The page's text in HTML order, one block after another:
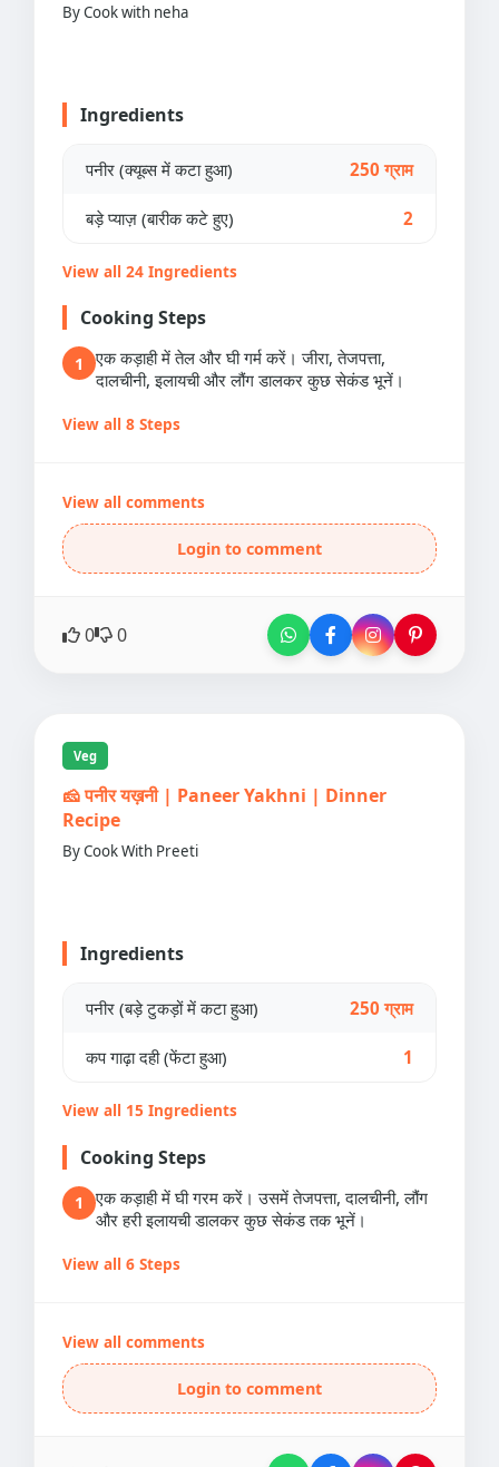
By Cook with neha
Ingredients
पनीर (क्यूब्स में कटा हुआ) 250 ग्राम
बड़े प्याज़ (बारीक कटे हुए) 2
View all 24 Ingredients
Cooking Steps
1
एक कड़ाही में तेल और घी गर्म करें। जीरा, तेजपत्ता,
दालचीनी, इलायची और लौंग डालकर कुछ सेकंड भूनें।
View all 8 Steps
View all comments
Login to comment
0 0
Veg
🧀 पनीर यख़नी | Paneer Yakhni | Dinner
Recipe
By Cook With Preeti
Ingredients
पनीर (बड़े टुकड़ों में कटा हुआ) 250 ग्राम
कप गाढ़ा दही (फेंटा हुआ) 1
View all 15 Ingredients
Cooking Steps
1
एक कड़ाही में घी गरम करें। उसमें तेजपत्ता, दालचीनी, लौंग
और हरी इलायची डालकर कुछ सेकंड तक भूनें।
View all 6 Steps
View all comments
Login to comment